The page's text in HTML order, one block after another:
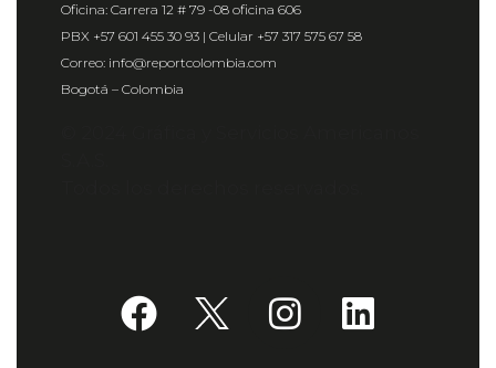
Oficina: Carrera 12 # 79 -08 oficina 606
PBX +57 601 455 30 93 | Celular +57 317 575 67 58
Correo: info@reportcolombia.com
Bogotá – Colombia